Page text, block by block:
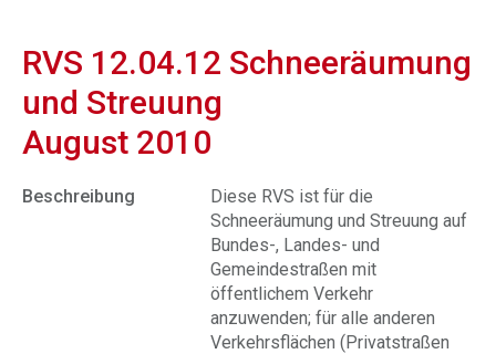
RVS 12.04.12 Schneeräumung
und Streuung
August 2010
Beschreibung
Diese RVS ist für die
Schneeräumung und Streuung auf
Bundes-, Landes- und
Gemeindestraßen mit
öffentlichem Verkehr
anzuwenden; für alle anderen
Verkehrsflächen (Privatstraßen